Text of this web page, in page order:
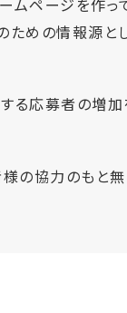
ページを作っ
めの情報源と
る応募者の増加
の協力のもと